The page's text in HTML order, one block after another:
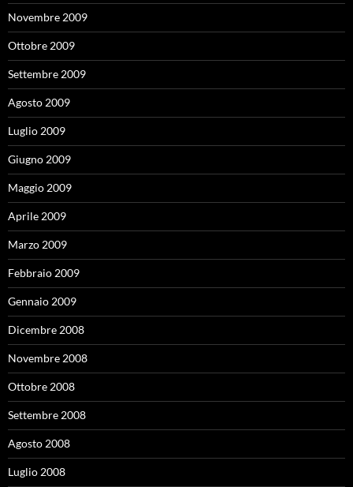
Novembre 2009
Ottobre 2009
Settembre 2009
Agosto 2009
Luglio 2009
Giugno 2009
Maggio 2009
Aprile 2009
Marzo 2009
Febbraio 2009
Gennaio 2009
Dicembre 2008
Novembre 2008
Ottobre 2008
Settembre 2008
Agosto 2008
Luglio 2008